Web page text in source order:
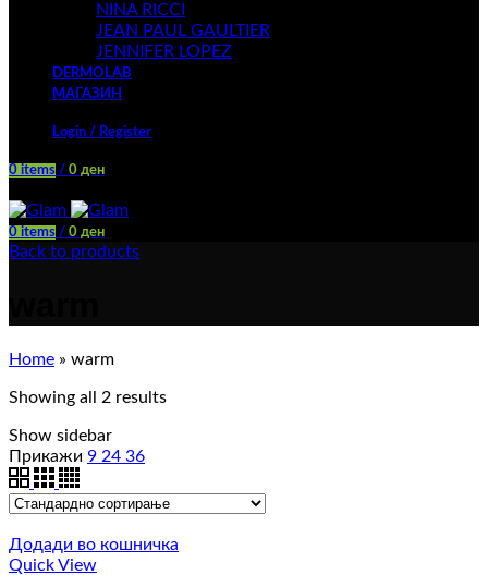
NINA RICCI
JEAN PAUL GAULTIER
JENNIFER LOPEZ
DERMOLAB
МАГАЗИН
Login / Register
0 items / 0 ден
0 items / 0 ден
Back to products
Home » warm
Showing all 2 results
Show sidebar
Прикажи 9 24 36
Додади во кошничка
Quick View